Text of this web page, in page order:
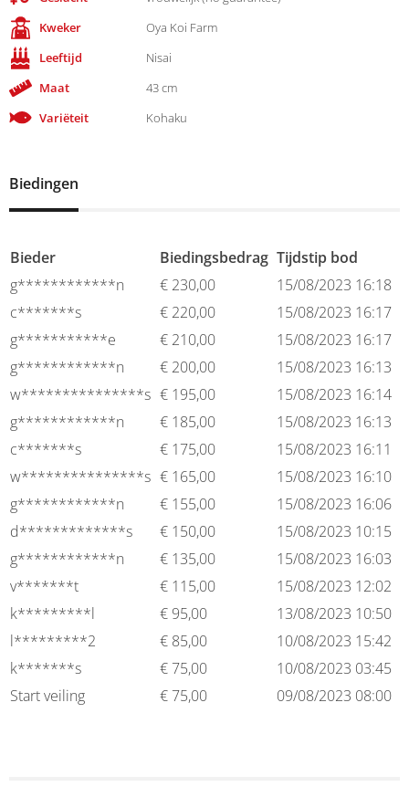
Kweker
Oya Koi Farm
Leeftijd
Nisai
Maat
43 cm
Variëteit
Kohaku
Biedingen
Bieder Biedingsbedrag Tijdstip bod
g************n
€ 230,00
15/08/2023 16:18
c*******s
€ 220,00
15/08/2023 16:17
g***********e
€ 210,00
15/08/2023 16:17
g************n
€ 200,00
15/08/2023 16:13
w***************s € 195,00
15/08/2023 16:14
g************n
€ 185,00
15/08/2023 16:13
c*******s
€ 175,00
15/08/2023 16:11
w***************s € 165,00
15/08/2023 16:10
g************n
€ 155,00
15/08/2023 16:06
d*************s
€ 150,00
15/08/2023 10:15
g************n
€ 135,00
15/08/2023 16:03
v*******t
€ 115,00
15/08/2023 12:02
k*********l
€ 95,00
13/08/2023 10:50
l*********2
€ 85,00
10/08/2023 15:42
k*******s
€ 75,00
10/08/2023 03:45
Start veiling
€ 75,00 09/08/2023 08:00